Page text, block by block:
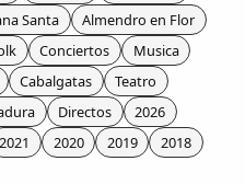
Santa
Almendro en Flor
Conciertos
Musica
Cabalgatas
Teatro
Directos
2026
2021 2020 2019
2018